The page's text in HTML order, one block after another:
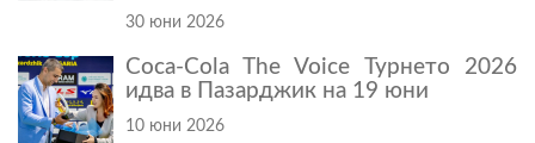
30 юни 2026
Coca-Cola The Voice Турнето 2026
идва в Пазарджик на 19 юни
10 юни 2026